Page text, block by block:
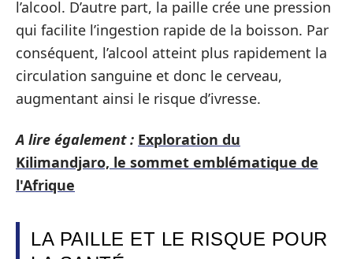
l’alcool. D’autre part, la paille crée une pression
qui facilite l’ingestion rapide de la boisson. Par
conséquent, l’alcool atteint plus rapidement la
circulation sanguine et donc le cerveau,
augmentant ainsi le risque d’ivresse.
A lire également : Exploration du
Kilimandjaro, le sommet emblématique de
l'Afrique
LA PAILLE ET LE RISQUE POUR